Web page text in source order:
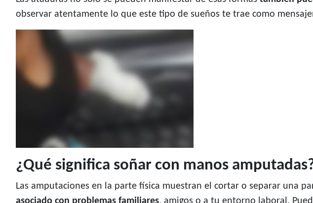
observar atentamente lo que este tipo de sueños te trae como
¿Qué significa soñar con manos
Las amputaciones en la parte física muestran el cortar o separar una